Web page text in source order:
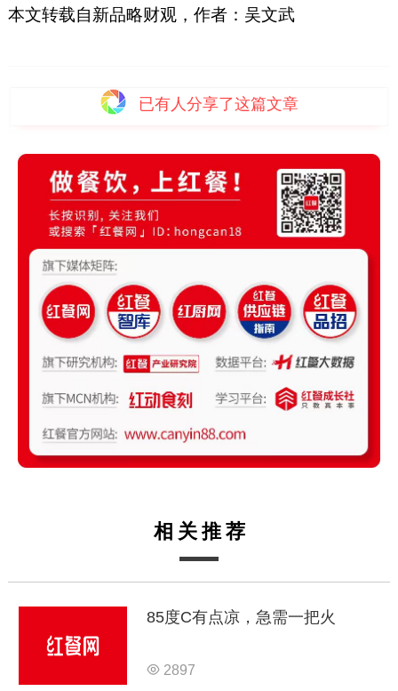
本文转载自新品略财观，作者：吴文武
已有 人分享了这篇文章
相关推荐
85度C有点凉，急需一把火
2897